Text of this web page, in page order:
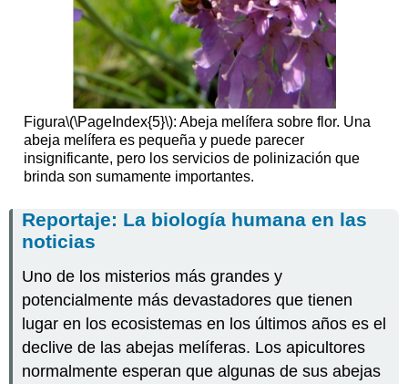
Figura\(\PageIndex{5}\): Abeja melífera sobre flor. Una
abeja melífera es pequeña y puede parecer
insignificante, pero los servicios de polinización que
brinda son sumamente importantes.
Reportaje: La biología humana en las
noticias
Uno de los misterios más grandes y
potencialmente más devastadores que tienen
lugar en los ecosistemas en los últimos años es el
declive de las abejas melíferas. Los apicultores
normalmente esperan que algunas de sus abejas